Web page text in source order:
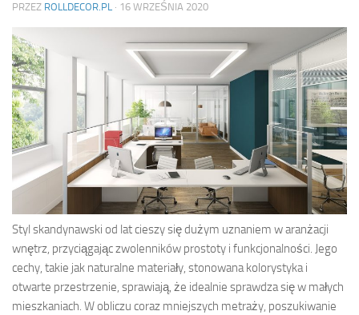
PRZEZ ROLLDECOR.PL · 16 WRZEŚNIA 2020
Styl skandynawski od lat cieszy się dużym uznaniem w aranżacji
wnętrz, przyciągając zwolenników prostoty i funkcjonalności. Jego
cechy, takie jak naturalne materiały, stonowana kolorystyka i
otwarte przestrzenie, sprawiają, że idealnie sprawdza się w małych
mieszkaniach. W obliczu coraz mniejszych metraży, poszukiwanie